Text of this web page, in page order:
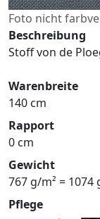
Foto nicht
Beschreibung
Stoff von de
Warenbreite
140 cm
Rapport
0 cm
Gewicht
767 g/m² =
Pflege